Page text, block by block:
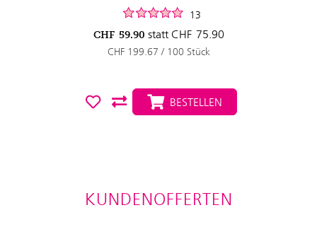
13
CHF 59.90 statt CHF 75.90
CHF 199.67 / 100 Stück
BESTELLEN
KUNDENOFFERTEN